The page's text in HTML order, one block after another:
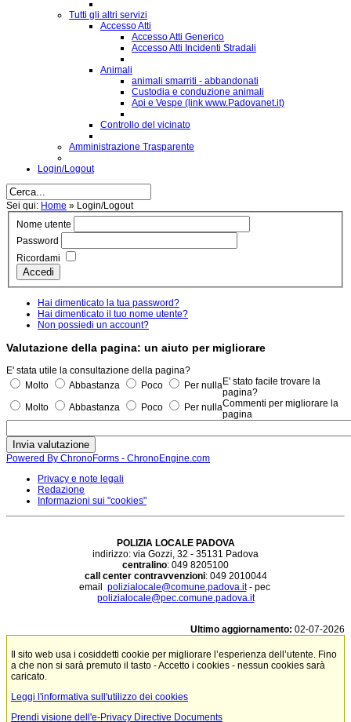
Tutti gli altri servizi
Accesso Atti
Accesso Atti Generico
Accesso Atti Incidenti Stradali
Animali
animali smarriti - abbandonati
Custodia e conduzione animali
Api e Vespe (link www.Padovanet.it)
Controllo del vicinato
Amministrazione Trasparente
Login/Logout
Sei qui: Home » Login/Logout
Nome utente
Password
Ricordami
Accedi
Hai dimenticato la tua password?
Hai dimenticato il tuo nome utente?
Non possiedi un account?
Valutazione della pagina: un aiuto per migliorare
E' stata utile la consultazione della pagina?
Molto
Abbastanza Poco Per nullaE' stato facile trovare la
pagina?
Molto
Abbastanza Poco Per nullaCommenti per migliorare la
pagina
Powered By ChronoForms - ChronoEngine.com
Privacy e note legali
Redazione
Informazioni sui "cookies"
POLIZIA LOCALE PADOVA
indirizzo: via Gozzi, 32 - 35131 Padova
centralino: 049 8205100
call center contravvenzioni: 049 2010044
email polizialocale@comune.padova.it- pec
polizialocale@pec.comune.padova.it
Ultimo aggiornamento: 02-07-2026
Il sito web usa i cosiddetti cookie per migliorare l’esperienza dell’utente. Fino
a che non si sarà premuto il tasto - Accetto i cookies - nessun cookies sarà
caricato.
Leggi l'informativa sull'utilizzo dei cookies
Prendi visione dell'e-Privacy Directive Documents